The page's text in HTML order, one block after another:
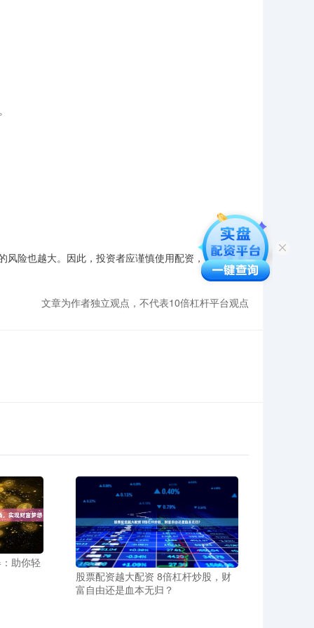
险也越大。因此，投资者应谨慎使用配资，并制定合理
文章为作者独立观点，不代表10倍杠杆平台观点
助你轻
股票配资越大配资 8倍杠杆炒股，财
富自由还是血本无归？